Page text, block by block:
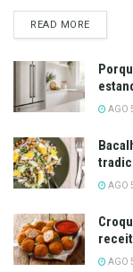
READ MOREDETAILS
AGO
AGO
AGO